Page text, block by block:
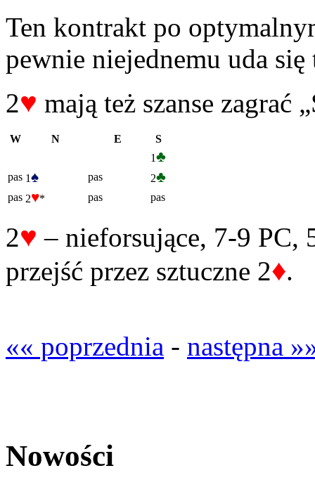
Ten kontrakt po
pewnie niejednemu uda
2♥ mają też szanse zagrać
W N E
S
1♣
pas 1♠ pas 2♣
pas 2♥* pas pas
2♥ – nieforsujące, 7-9 PC,
przejść przez sztuczne 2♦.
«« poprzednia - następna
Nowości